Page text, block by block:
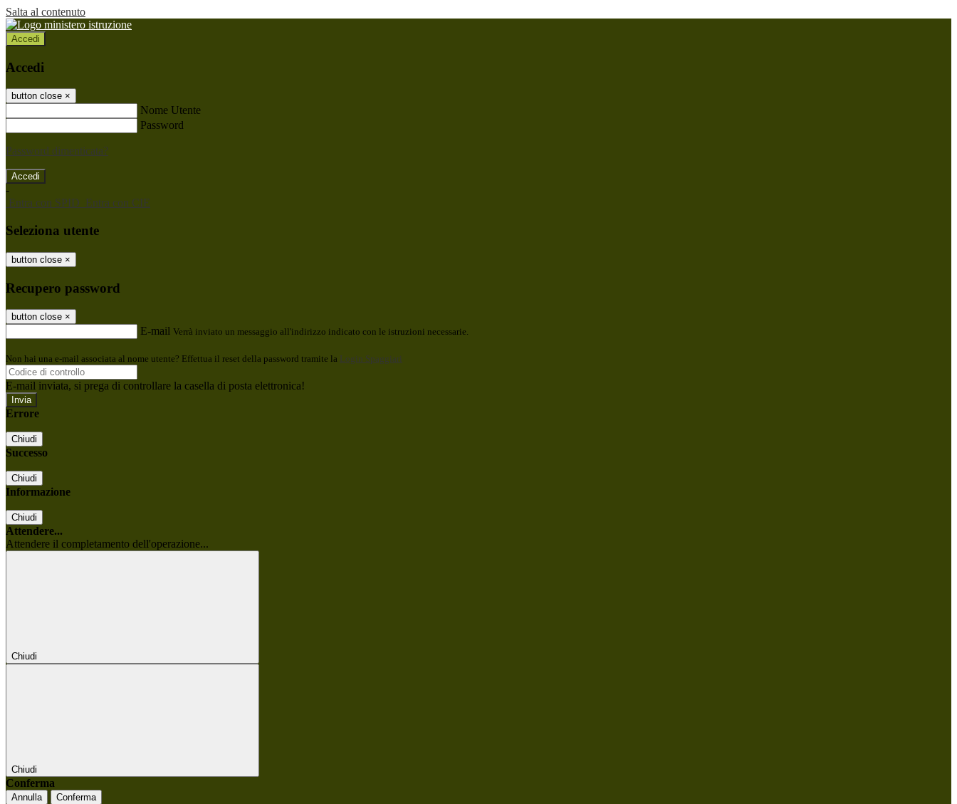
Salta al contenuto
Accedi
Accedi
button close ×
Nome Utente
Password
Password dimenticata?
-
Entra con SPID Entra con CIE
Seleziona utente
button close ×
Recupero password
button close ×
E-mail Verrà inviato un messaggio all'indirizzo indicato con le istruzioni necessarie.
Non hai una e-mail associata al nome utente? Effettua il reset della password tramite la Login Spaggiari
E-mail inviata, si prega di controllare la casella di posta elettronica!
Errore
Chiudi
Successo
Chiudi
Informazione
Chiudi
Attendere...
Attendere il completamento dell'operazione...
Chiudi
Chiudi
Conferma
Annulla Conferma